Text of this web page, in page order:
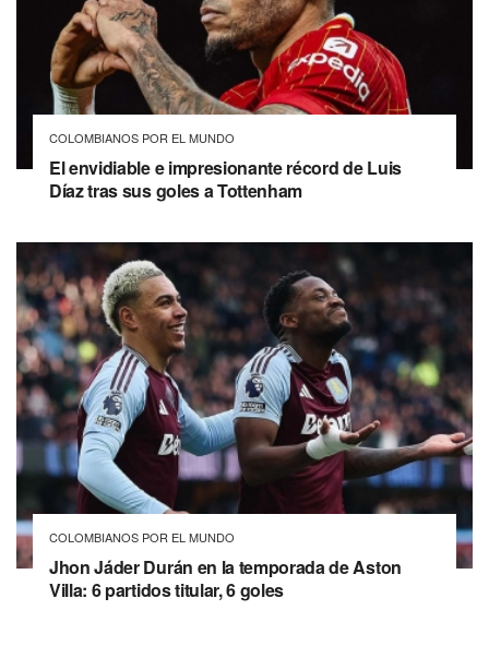
COLOMBIANOS POR EL MUNDO
El envidiable e impresionante récord de Luis
Díaz tras sus goles a Tottenham
COLOMBIANOS POR EL MUNDO
Jhon Jáder Durán en la temporada de Aston
Villa: 6 partidos titular, 6 goles